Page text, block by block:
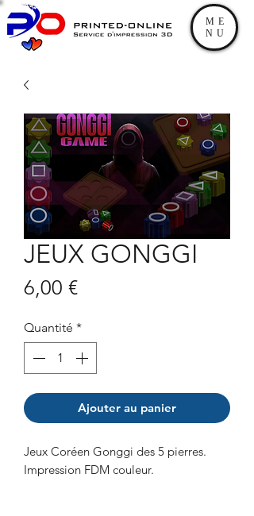
ME
NU
JEUX GONGGI
6,00 €Prix
Quantité *
Ajouter au panier
Jeux Coréen Gonggi des 5 pierres.
Impression FDM couleur.